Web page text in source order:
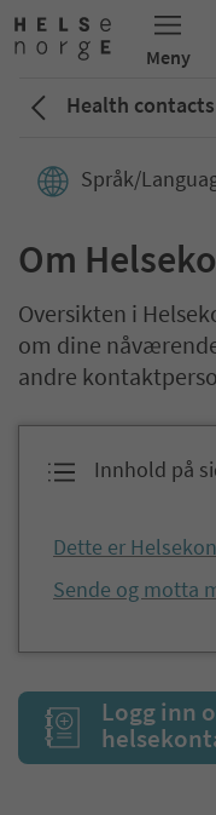
Health contacts
Språk/
Om
Oversikten i
om dine
andre
Innhold på
Dette er
Sende og motta
Logg inn